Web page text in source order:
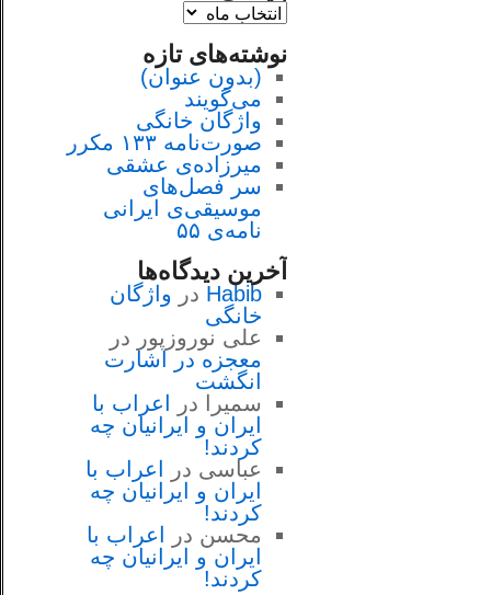
نوشته‌های تازه
(بدون عنوان)
می‌گویند
واژگان خانگی
صورت‌نامه ۱۳۳ مکرر
میرزاده‌ی عشقی
سر فصل‌هاى
موسيقى‌ی ايرانى
نامه‌ی ۵۵
آخرین دیدگاه‌ها
Habib در واژگان
خانگی
علی نوروزپور در
معجزه در اشارت
انگشت
سمیرا
در
اعراب با
ايران و ايرانيان چه
كردند!
عباسی در
اعراب با
ايران و ايرانيان چه
كردند!
محسن در
اعراب با
ايران و ايرانيان چه
كردند!